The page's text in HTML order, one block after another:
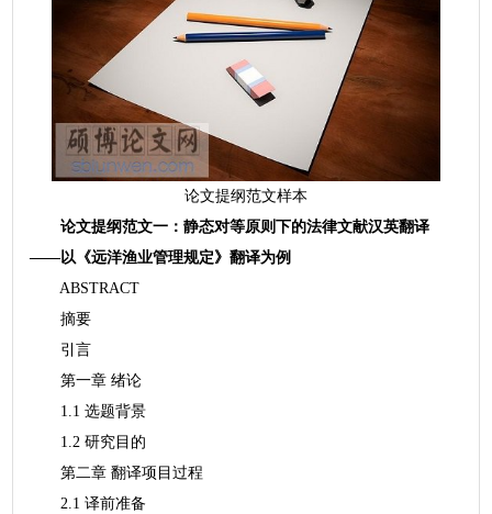
论文提纲范文样本
论文提纲范文一：静态对等原则下的法律文献汉英翻译
——以《远洋渔业管理规定》翻译为例
ABSTRACT
摘要
引言
第一章 绪论
1.1 选题背景
1.2 研究目的
第二章 翻译项目过程
2.1 译前准备